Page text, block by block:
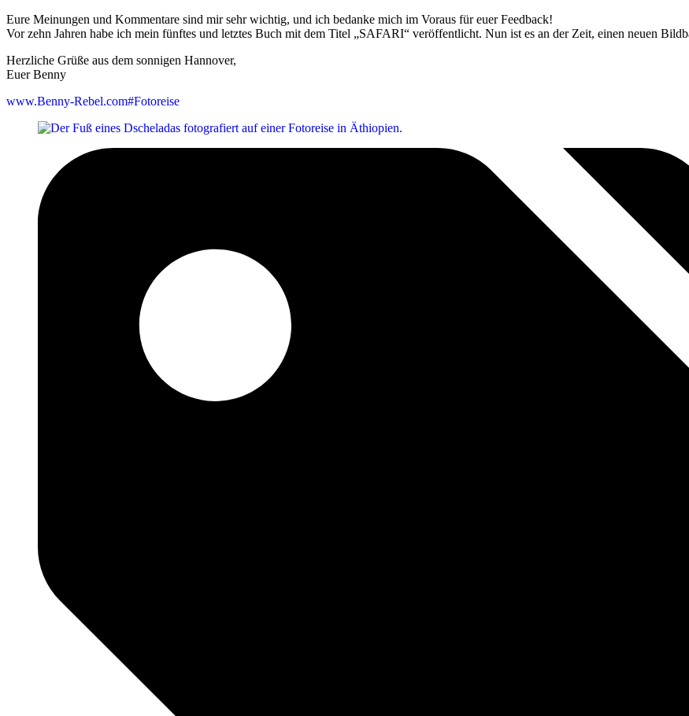
Eure Meinungen und Kommentare sind mir sehr wichtig, und ich bedanke mich im Voraus für euer Feedback!
Vor zehn Jahren habe ich mein fünftes und letztes Buch mit dem Titel „SAFARI“ veröffentlicht. Nun ist es an der Zeit, einen neuen
Herzliche Grüße aus dem sonnigen Hannover,
Euer Benny
www.Benny-Rebel.com#Fotoreise